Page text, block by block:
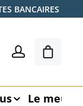
BANCAIRES
Le
Le